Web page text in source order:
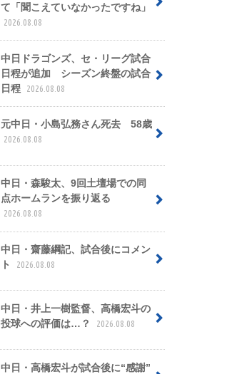
て「聞こえていなかったですね」
2026.08.08
中日ドラゴンズ、セ・リーグ試合
日程が追加 シーズン終盤の試合
日程
2026.08.08
元中日・小島弘務さん死去 58歳
2026.08.08
中日・森駿太、9回土壇場での同
点ホームランを振り返る
2026.08.08
中日・齋藤綱記、試合後にコメン
ト
2026.08.08
中日・井上一樹監督、高橋宏斗の
投球への評価は…？
2026.08.08
中日・高橋宏斗が試合後に“感謝”